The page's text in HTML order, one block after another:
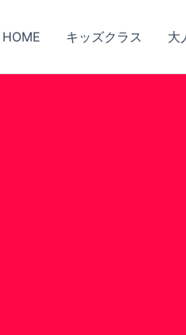
HOME キッズクラス 大